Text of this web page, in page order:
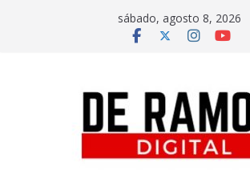
sábado, agosto 8, 2026